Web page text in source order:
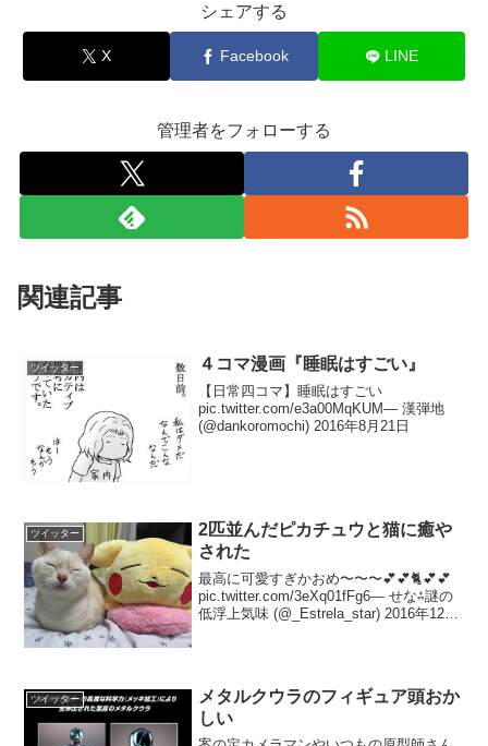
シェアする
X Facebook LINE
管理者をフォローする
関連記事
ツイッター ４コマ漫画『睡眠はすごい』
【日常四コマ】睡眠はすごい
pic.twitter.com/e3a00MqKUM— 漢弾地
(@dankoromochi) 2016年8月21日
ツイッター
2匹並んだピカチュウと猫に癒や
された
最高に可愛すぎかおめ〜〜〜💕💕🐈💕💕
pic.twitter.com/3eXq01fFg6— せな⁂謎の
低浮上気味 (@_Estrela_star) 2016年12月
ツイッター
メタルクウラのフィギュア頭おか
しい